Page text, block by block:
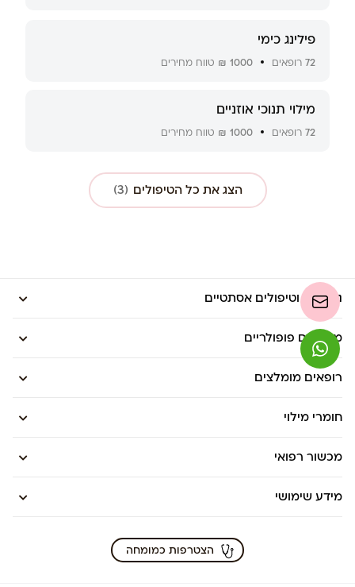
פילינג כימי
72 רופאים 1000 ₪ טווח מחירים
מילוי תנוכי אוזניים
72 רופאים 1000 ₪ טווח מחירים
הצג את כל הטיפולים (3)
ניתוחים וטיפולים אסתטיים
מדריכים פופולריים
רופאים מומלצים
חומרי מילוי
מכשור רפואי
מידע שימושי
הצטרפות כמומחה